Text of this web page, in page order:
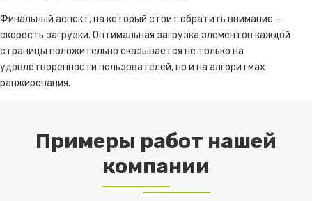
Финальный аспект, на который стоит обратить внимание –
скорость загрузки. Оптимальная загрузка элементов каждой
страницы положительно сказывается не только на
удовлетворенности пользователей, но и на алгоритмах
ранжирования.
Примеры работ нашей
компании